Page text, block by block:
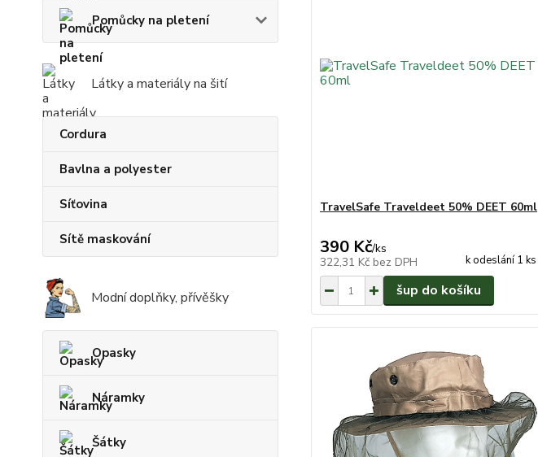
Pomůcky na pletení
Látky a materiály na šití
Cordura
Bavlna a polyester
Síťovina
Sítě maskování
Modní doplňky, přívěšky
Opasky
Náramky
Šátky
TravelSafe Traveldeet 50% DEET 60ml
390 Kč/ks
322,31 Kč bez DPH k odeslání 1 ks
šup do košíku